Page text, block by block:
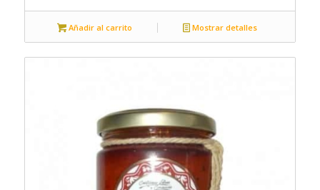
Añadir al carrito Mostrar detalles